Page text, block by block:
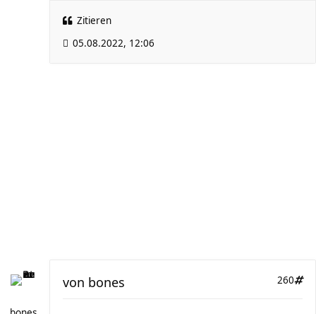
Zitieren
05.08.2022, 12:06
260
von bones